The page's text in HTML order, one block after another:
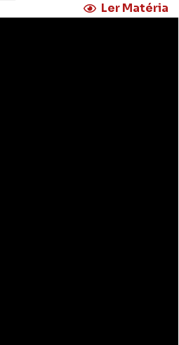
Ler Matéria